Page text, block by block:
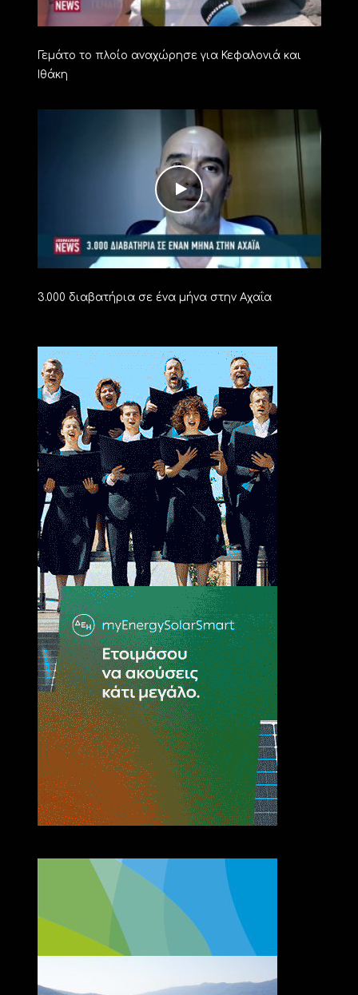
Γεμάτο το πλοίο αναχώρησε για Κεφαλονιά και
Ιθάκη
3.000 διαβατήρια σε ένα μήνα στην Αχαΐα